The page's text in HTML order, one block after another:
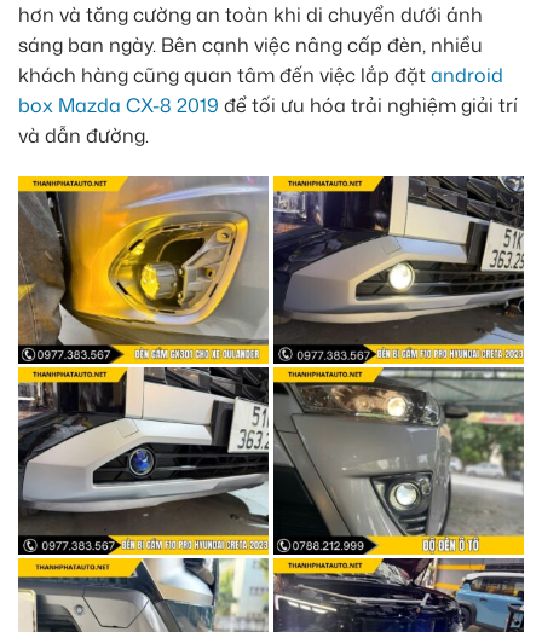
hơn và tăng cường an toàn khi di chuyển dưới ánh
sáng ban ngày. Bên cạnh việc nâng cấp đèn, nhiều
khách hàng cũng quan tâm đến việc lắp đặtandroid
box Mazda CX-8 2019 để tối ưu hóa trải nghiệm giải trí
và dẫn đường.